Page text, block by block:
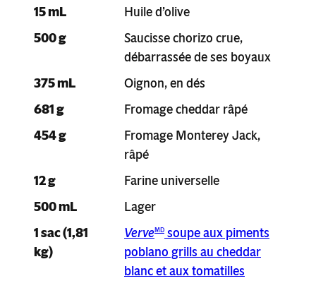
15 mL
Huile d’olive
500 g
Saucisse chorizo crue,
débarrassée de ses boyaux
375 mL
Oignon, en dés
681 g
Fromage cheddar râpé
454 g
Fromage Monterey Jack,
râpé
12 g
Farine universelle
500 mL
Lager
1 sac (1,81
kg)
VerveMD soupe aux piments
poblano grills au cheddar
blanc et aux tomatilles